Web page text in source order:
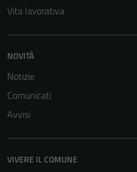
Vita lavorativa
NOVITÀ
Notizie
Comunicati
Avvisi
VIVERE IL COMUNE